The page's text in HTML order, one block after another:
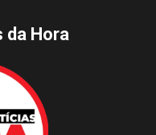
da Hora